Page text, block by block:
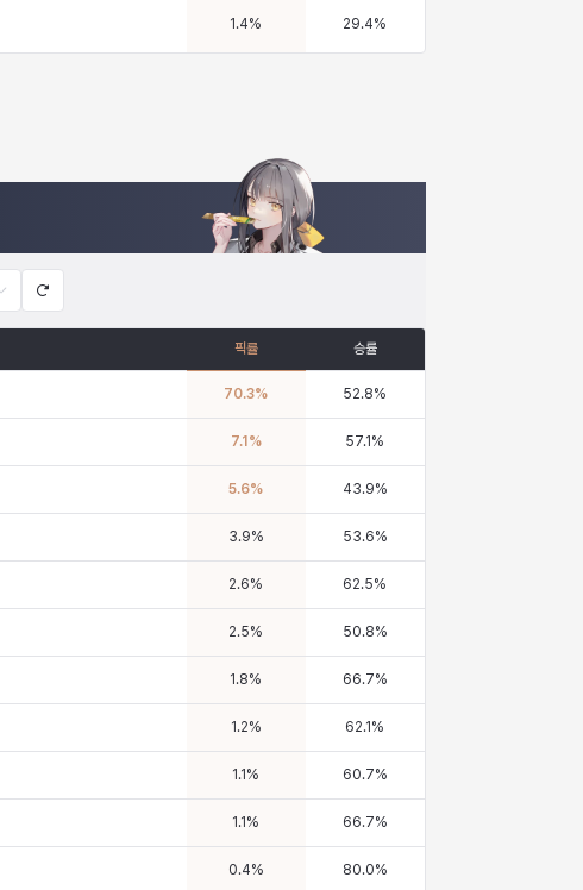
1.4% 29.4%
픽률 승률
70.3% 52.8%
7.1 % 57.1 %
5.6% 43.9%
3.9% 53.6%
2.6% 62.5%
2.5% 50.8%
1.8% 66.7%
1.2% 62.1 %
1.1 % 60.7%
1.1 % 66.7%
0.4% 80.0%